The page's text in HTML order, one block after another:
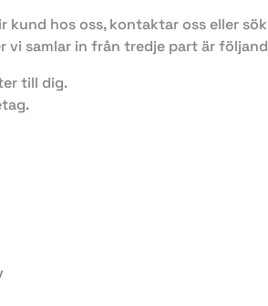
hos oss, kontaktar oss eller
vi samlar in från tredje part är
till dig.